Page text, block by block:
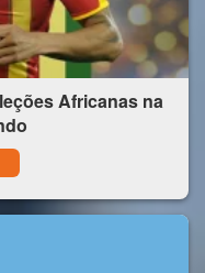
Africanas na